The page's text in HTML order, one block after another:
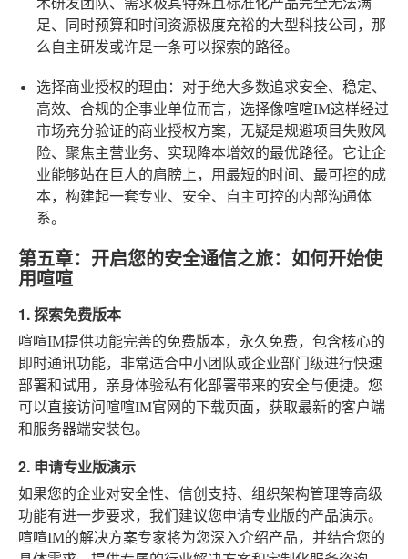
术研发团队、需求极其特殊且标准化产品完全无法满
足、同时预算和时间资源极度充裕的大型科技公司，那
么自主研发或许是一条可以探索的路径。
选择商业授权的理由 ：对于绝大多数追求安全、稳定、
高效、合规的企事业单位而言，选择像喧喧IM这样经过
市场充分验证的商业授权方案，无疑是规避项目失败风
险、聚焦主营业务、实现降本增效的最优路径。它让企
业能够站在巨人的肩膀上，用最短的时间、最可控的成
本，构建起一套专业、安全、自主可控的内部沟通体
系。
第五章：开启您的安全通信之旅：如何开始使
用喧喧
1. 探索免费版本
喧喧IM提供功能完善的免费版本，永久免费，包含核心的
即时通讯功能，非常适合中小团队或企业部门级进行快速
部署和试用，亲身体验私有化部署带来的安全与便捷。您
可以直接访问喧喧IM官网的下载页面，获取最新的客户端
和服务器端安装包。
2. 申请专业版演示
如果您的企业对安全性、信创支持、组织架构管理等高级
功能有进一步要求，我们建议您申请专业版的产品演示。
喧喧IM的解决方案专家将为您深入介绍产品，并结合您的